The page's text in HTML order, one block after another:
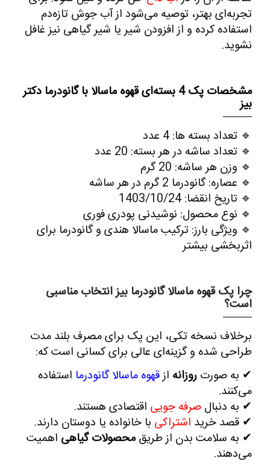
تجربه‌ای بهتر، توصیه می‌شود ازآب جوش تازه‌دم
استفاده کرده و از افزودن شیر یا شیر گیاهی نیز غافل
نشوید.
مشخصات پک 4 بسته‌ای قهوه ماسالا با گانودرما دکتر
بیز
🔹 تعداد بسته‌ ها:
4 عدد
🔹 تعداد ساشه در هر بسته:
20 عدد
🔹 وزن هر ساشه:
20گرم
🔹 عصاره:گانودرما 2گرم در هر ساشه
🔹 تاریخ انقضا:
1403/10/24
🔹 نوع محصول: نوشیدنی پودری فوری
🔹 ویژگی بارز: ترکیب ماسالا هندی و گانودرما برای
اثربخشی بیشتر
چرا پک قهوه ماسالا گانودرما بیز انتخاب مناسبی
است؟
برخلاف نسخه تکی، این پک برای مصرف بلند مدت
طراحی شده و گزینه‌ای عالی برای کسانی است که:
✔ به‌ صورت روزانه ازقهوه ماسالا گانودرما استفاده
می‌کنند.
✔ به‌ دنبال صرفه ‌جویی اقتصادی هستند.
✔ قصد خرید اشتراکی با خانواده یا دوستان دارند.
✔ به سلامت بدن از طریقمحصولات گیاهی اهمیت
می‌دهند.